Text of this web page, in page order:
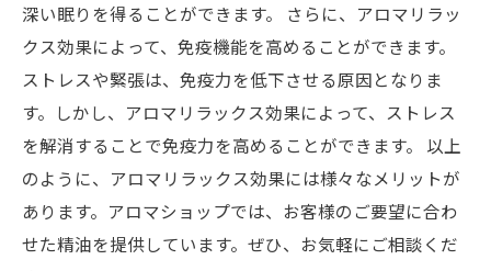
深い眠りを得ることができます。 さらに、アロマリラッ
クス効果によって、免疫機能を高めることができます。
ストレスや緊張は、免疫力を低下させる原因となりま
す。しかし、アロマリラックス効果によって、ストレス
を解消することで免疫力を高めることができます。 以上
のように、アロマリラックス効果には様々なメリットが
あります。アロマショップでは、お客様のご要望に合わ
せた精油を提供しています。ぜひ、お気軽にご相談くだ